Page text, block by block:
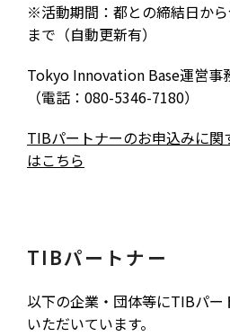
※活動期間：都との締結日か
まで（自動更新有）
Tokyo Innovation Base運営事
（電話：080-5346-7180）
TIBパートナーのお申込みに関
はこちら
TIBパートナー
以下の企業・団体等にTIBパー
いただいています。